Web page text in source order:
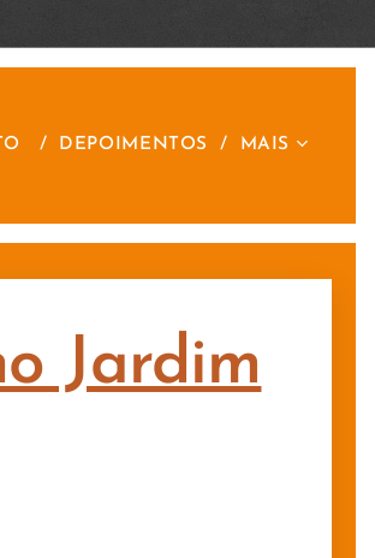
DEPOIMENTOS MAIS
Jardim